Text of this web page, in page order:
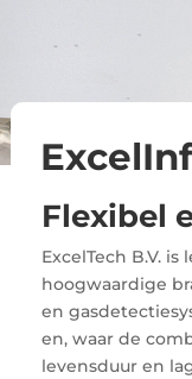
Flexibel
ExcelTech B.V. is
hoogwaardige
en
en, waar de
levensduur en